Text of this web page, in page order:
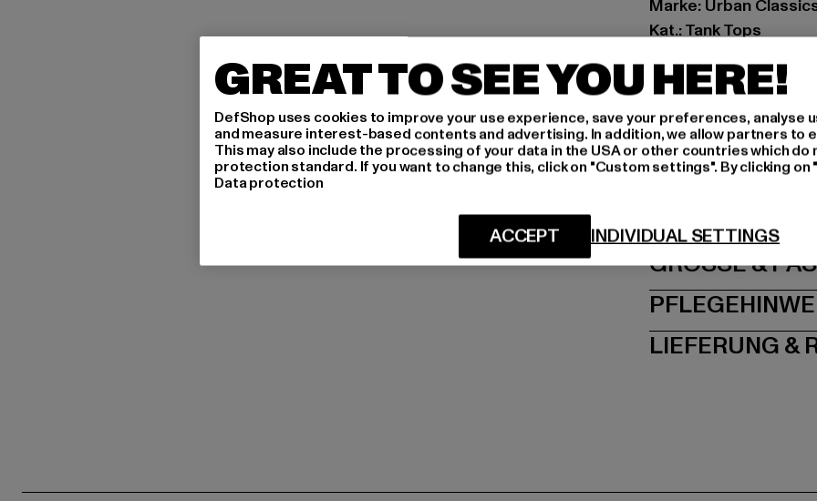
Marke: Urban
Kat.: Tank Tops
Hersteller Farbe:
Art.Nr: TB1498-04420
Hersteller: TB
Dr.-Robert-Murjahn-
GRÖSSE
LIEFERUNG &
GREAT TO SEE YOU HERE!
DefShop uses cookies to improve your use experience, save your preferences, analyse
and measure interest-based contents and advertising. In addition, we allow partners to
This may also include the processing of your data in the USA or other countries which do
protection standard. If you want to change this, click on "Custom settings". By clicking
Data protection
INDIVIDUAL SETTINGS
ACCEPT